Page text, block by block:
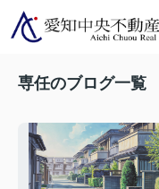
専任のブログ一覧